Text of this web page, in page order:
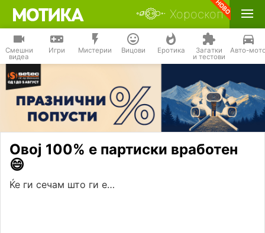
Хороскоп
Смешни
видеа
Игри Мистерии Вицови Еротика Загатки
и тестови
Авто-
Овој 100% е партиски вработен
😄
Ќе ги сечам што ги е…